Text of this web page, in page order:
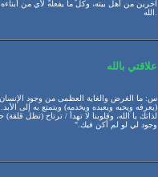
آخرين من أهل بيته، وكل ما يفعله لأي من
علاقتي بالله
س: ما الغرض والغاية العظمى من وجود
(يعرفه ويحبه ويعبده ويخدمه) ويتمتع به إلى
لذاتك يا الله، وقلوبنا لا تهدأ / ترتاح (تظل
وجود لي لو لم أكن فيك."